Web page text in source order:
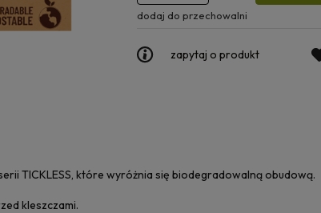
dodaj do przechowalni
zapytaj o produkt
TICKLESS, które wyróżnia się biodegradowalną obudową.
kleszczami.